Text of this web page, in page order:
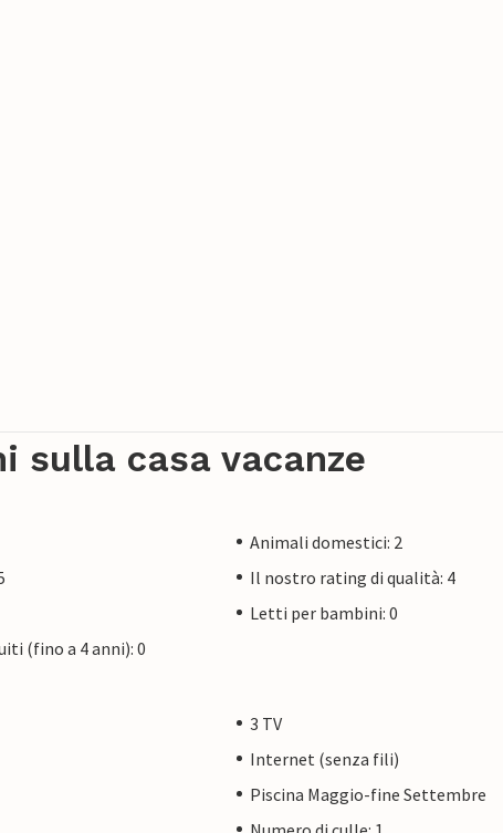
sulla casa vacanze
Animali domestici: 2
Il nostro rating di qualità: 4
Letti per bambini: 0
(fino a 4 anni): 0
3 TV
Internet (senza fili)
Piscina Maggio-fine Settembre